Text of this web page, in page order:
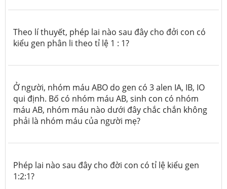
Theo lí thuyết, phép lai nào sau đây cho đởi con có
kiểu gen phân li theo tỉ lệ 1 : 1?
Ở người, nhóm máu ABO do gen có 3 alen IA, IB, IO
qui định. Bố có nhóm máu AB, sinh con có nhóm
máu AB, nhóm máu nào dưới đây chắc chắn không
phải là nhóm máu của người mẹ?
Phép lai nào sau đây cho đời con có tỉ lệ kiểu gen
1:2:1?